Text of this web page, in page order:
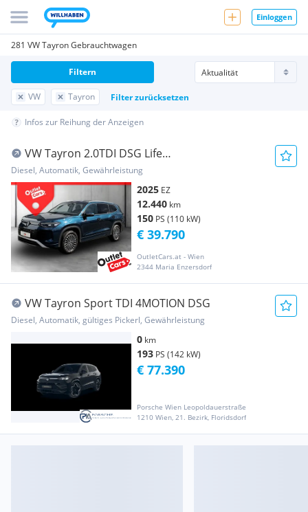
Einloggen
281 VW Tayron Gebrauchtwagen
VW Tayron Filter zurücksetzen
Filtern
Infos zur Reihung der Anzeigen
VW Tayron 2.0TDI DSG Life
ASSIST+CARPLAY+AHK+LED+RF
Diesel, Automatik, Gewährleistung
2025 EZ
12.440 km
150 PS (110 kW)
OutletCars.at - Wien
2344 Maria Enzersdorf
€ 39.790
VW Tayron Sport TDI 4MOTION DSG
Diesel, Automatik, gültiges Pickerl, Gewährleistung
0 km
193 PS (142 kW)
Porsche Wien Leopoldauerstraße
1210 Wien, 21. Bezirk, Floridsdorf
€ 77.390